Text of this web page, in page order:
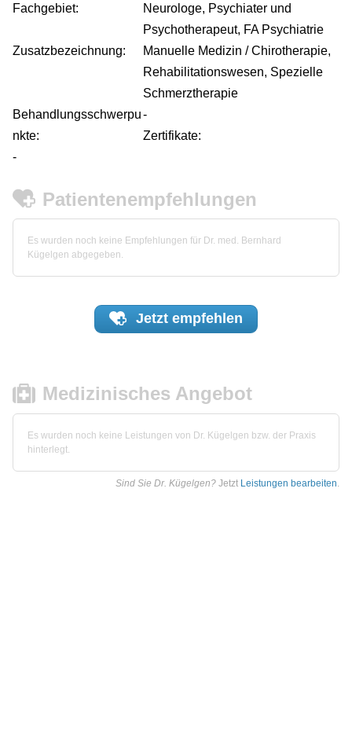
Fachgebiet:
Neurologe, Psychiater und
Psychotherapeut, FA Psychiatrie
Zusatzbezeichnung:
Manuelle Medizin / Chirotherapie,
Rehabilitationswesen, Spezielle
Schmerztherapie
Behandlungsschwerpu
nkte:
-
Zertifikate:
-
Patientenempfehlungen
Es wurden noch keine Empfehlungen für Dr. med. Bernhard
Kügelgen abgegeben.
Jetzt empfehlen
Medizinisches Angebot
Es wurden noch keine Leistungen von Dr. Kügelgen bzw. der Praxis
hinterlegt.
Sind Sie Dr. Kügelgen? Jetzt Leistungen bearbeiten.